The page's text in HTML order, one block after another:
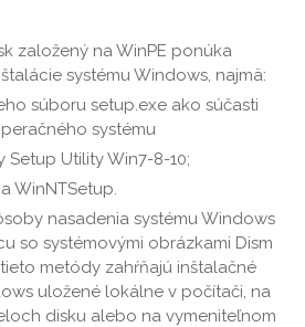
založený na WinPE ponúka
systému Windows, najmä:
súboru setup.exe ako súčasti
systému
Setup Utility Win7-8-10;
WinNTSetup.
nasadenia systému Windows
so systémovými obrázkami Dism
tieto metódy zahŕňajú inštalačné
uložené lokálne v počítači, na
disku alebo na vymeniteľnom